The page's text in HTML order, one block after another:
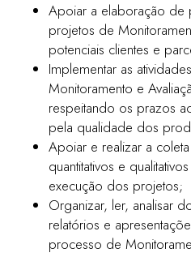
Apoiar a elaboração de
projetos de
potenciais clientes e
Implementar as
Monitoramento e
respeitando os prazos
pela qualidade dos
Apoiar e realizar a
quantitativos e
execução dos projetos;
Organizar, ler, analisar
relatórios e
processo de